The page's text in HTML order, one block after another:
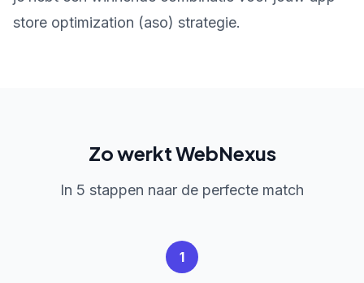
store optimization (aso) strategie.
Zo werkt WebNexus
In 5 stappen naar de perfecte match
1